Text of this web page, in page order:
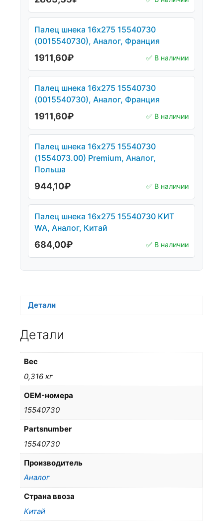
Палец шнека 16х275 15540730
(0015540730), Аналог, Франция
1911,60₽ ✅ В наличии
Палец шнека 16х275 15540730
(0015540730), Аналог, Франция
1911,60₽ ✅ В наличии
Палец шнека 16х275 15540730
(1554073.00) Premium, Аналог,
Польша
944,10₽ ✅ В наличии
Палец шнека 16х275 15540730 КИТ
WA, Аналог, Китай
684,00₽ ✅ В наличии
Детали
Детали
Вес
0,316 кг
OEM-номера
15540730
Partsnumber
15540730
Производитель
Аналог
Страна ввоза
Китай